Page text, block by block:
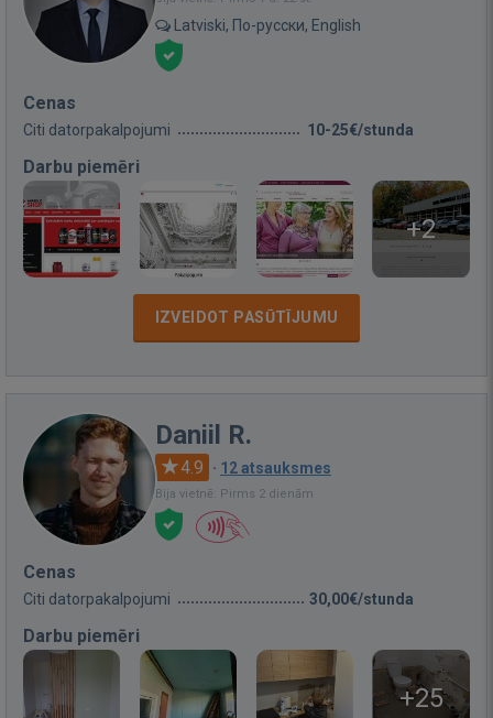
Latviski, По-русски, English
Cenas
Citi datorpakalpojumi 10-25€/stunda
Darbu piemēri
+2
IZVEIDOT PASŪTĪJUMU
Daniil R.
4.9 · 12 atsauksmes
Bija vietnē: Pirms 2 dienām
Cenas
Citi datorpakalpojumi 30,00€/stunda
Darbu piemēri
+25